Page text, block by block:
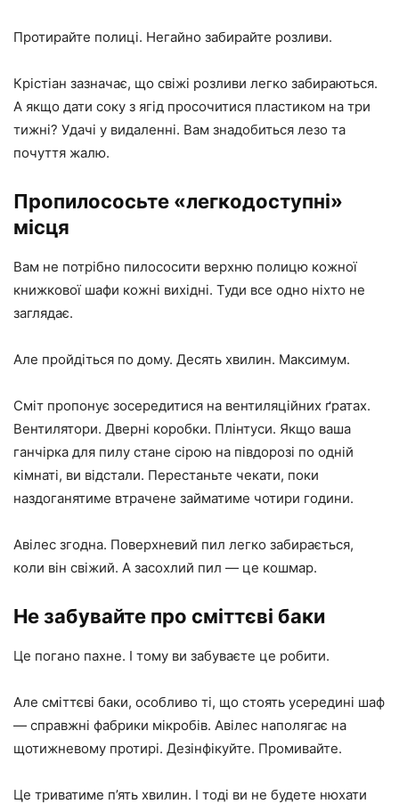
Протирайте полиці. Негайно забирайте розливи.
Крістіан зазначає, що свіжі розливи легко забираються.
А якщо дати соку з ягід просочитися пластиком на три
тижні? Удачі у видаленні. Вам знадобиться лезо та
почуття жалю.
Пропилососьте «легкодоступні»
місця
Вам не потрібно пилососити верхню полицю кожної
книжкової шафи кожні вихідні. Туди все одно ніхто не
заглядає.
Але пройдіться по дому. Десять хвилин. Максимум.
Сміт пропонує зосередитися на вентиляційних ґратах.
Вентилятори. Дверні коробки. Плінтуси. Якщо ваша
ганчірка для пилу стане сірою на півдорозі по одній
кімнаті, ви відстали. Перестаньте чекати, поки
наздоганятиме втрачене займатиме чотири години.
Авілес згодна. Поверхневий пил легко забирається,
коли він свіжий. А засохлий пил — це кошмар.
Не забувайте про сміттєві баки
Це погано пахне. І тому ви забуваєте це робити.
Але сміттєві баки, особливо ті, що стоять усередині шаф
— справжні фабрики мікробів. Авілес наполягає на
щотижневому протирі. Дезінфікуйте. Промивайте.
Це триватиме п’ять хвилин. І тоді ви не будете нюхати